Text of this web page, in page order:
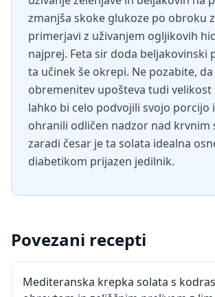
zmanjša skoke glukoze po obroku
primerjavi z uživanjem ogljikovih
najprej. Feta sir doda beljakovinski
ta učinek še okrepi. Ne pozabite,
obremenitev upošteva tudi velikost
lahko bi celo podvojili svojo porcijo
ohranili odličen nadzor nad krvnim
zaradi česar je ta solata idealna
diabetikom prijazen jedilnik.
Povezani recepti
Mediteranska krepka solata s